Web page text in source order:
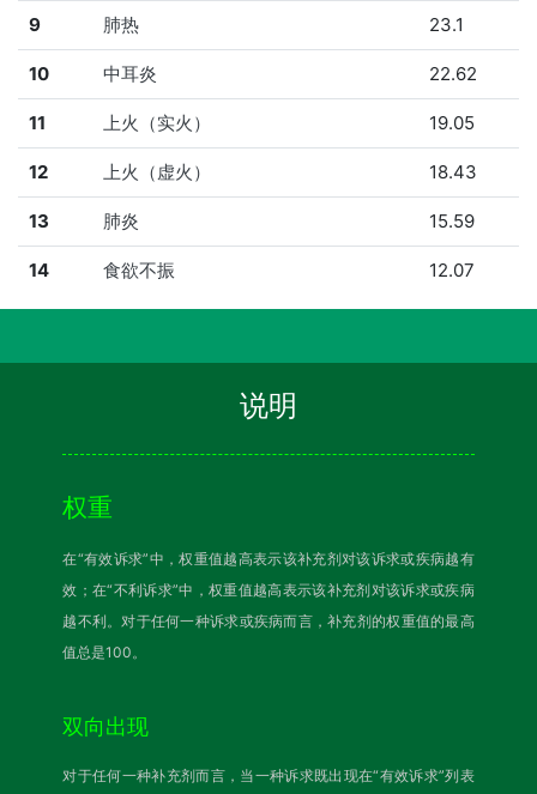
9 肺热 23.1
10 中耳炎 22.62
11 上火（实火） 19.05
12 上火（虚火） 18.43
13 肺炎 15.59
14 食欲不振 12.07
说明
权重
在“有效诉求”中，权重值越高表示该补充剂对该诉求或疾病越有
效；在“不利诉求”中，权重值越高表示该补充剂对该诉求或疾病
越不利。对于任何一种诉求或疾病而言，补充剂的权重值的最高
值总是100。
双向出现
对于任何一种补充剂而言，当一种诉求既出现在“有效诉求”列表